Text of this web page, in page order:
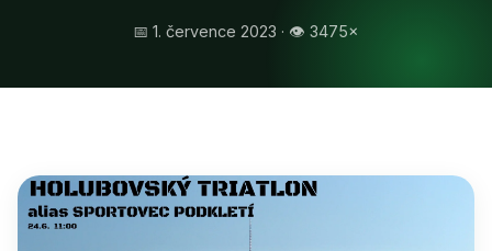
📅 1. července 2023 · 👁 3475×